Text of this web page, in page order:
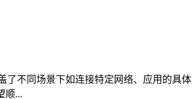
不同场景下如连接特定网络、应用的具
顺...